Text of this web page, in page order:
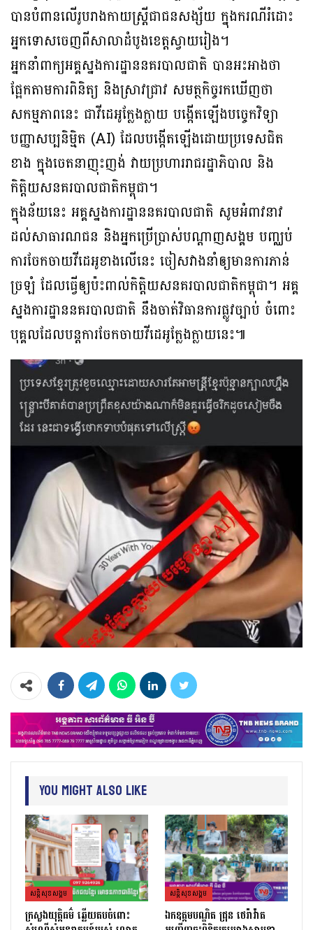
បានបំពានលើរូបរាងកាយស្រ្តីជាជនសង្ស័យ ក្នុងករណីរំដោះ
អ្នកទោសចេញពីសាលាដំបូងខេត្តស្វាយរៀង។
អ្នកនាំពាក្យអគ្គស្នងការដ្ឋាននគរបាលជាតិ បានអះអាងថា
ផ្អែកតាមការពិនិត្យ និងស្រាវជ្រាវ សមត្ថកិច្ចរកឃើញថា
សកម្មភាពនេះ ជាវីដេអូក្លែងក្លាយ បង្កើតឡើងបច្ចេកវិទ្យា
បញ្ញាសប្បនិម្មិត (AI) ដែលបង្កើតឡើងដោយប្រទេសជិត
ខាង ក្នុងចេតនាញុះញង់ វាយប្រហាររាជរដ្ឋាភិបាល និង
កិត្តិយសនគរបាលជាតិកម្ពុជា។
ក្នុងន័យនេះ អគ្គស្នងការដ្ឋាននគរបាលជាតិ សូមអំពាវនាវ
ដល់សាធារណជន និងអ្នកប្រើប្រាស់បណ្តាញសង្គម បញ្ឈប់
ការចែកចាយវីដេអូខាងលើនេះ ចៀសវាងនាំឲ្យមានការភាន់
ច្រឡំ ដែលធ្វើឲ្យប៉ះពាល់កិត្តិយសនគរបាលជាតិកម្ពុជា។ អគ្គ
ស្នងការដ្ឋាននគរបាលជាតិ នឹងចាត់វិធានការផ្លូវច្បាប់ ចំពោះ
បុគ្គលដែលបន្តការចែកចាយវីដេអូក្លែងក្លាយនេះ៕
You Might Also Like
សន្តិសុខសង្គម
ក្រសួងយុត្តិធម៌ ឆ្លើយតបចំពោះ
សន្តិសុខសង្គម
ឯកឧត្តមបណ្ឌិត ជ្រុន ថេរ៉ាវ៉ាត